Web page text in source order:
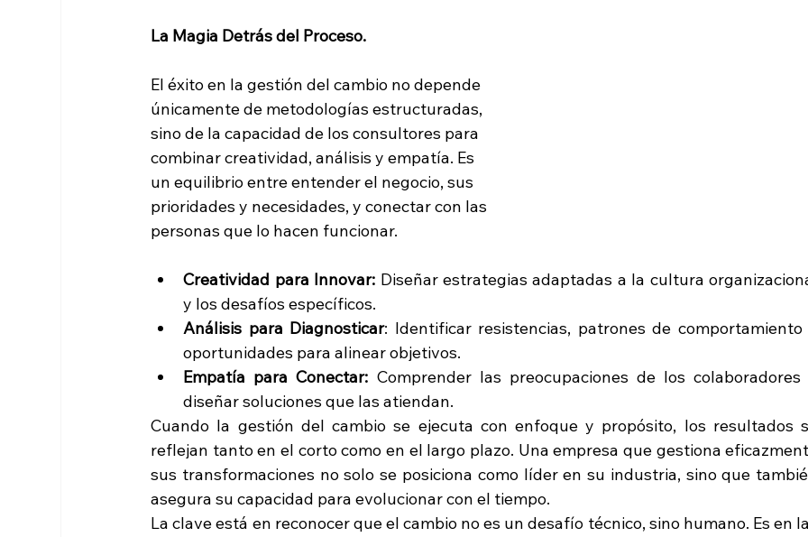
La Magia Detrás del Proceso.
El éxito en la gestión del cambio no depende
únicamente de metodologías estructuradas,
sino de la capacidad de los consultores para
combinar creatividad, análisis y empatía. Es
un equilibrio entre entender el negocio, sus
prioridades y necesidades, y conectar con las
personas que lo hacen funcionar.
Creatividad para Innovar: Diseñar estrategias adaptadas a la cultura
y los desafíos específicos.
Análisis para Diagnosticar: Identificar resistencias, patrones de comportamiento
oportunidades para alinear objetivos.
Empatía para Conectar: Comprender las preocupaciones de los colaboradores
diseñar soluciones que las atiendan.
Cuando la gestión del cambio se ejecuta con enfoque y propósito, los resultados
reflejan tanto en el corto como en el largo plazo. Una empresa que gestiona
sus transformaciones no solo se posiciona como líder en su industria, sino que
asegura su capacidad para evolucionar con el tiempo.
La clave está en reconocer que el cambio no es un desafío técnico, sino humano. Es en